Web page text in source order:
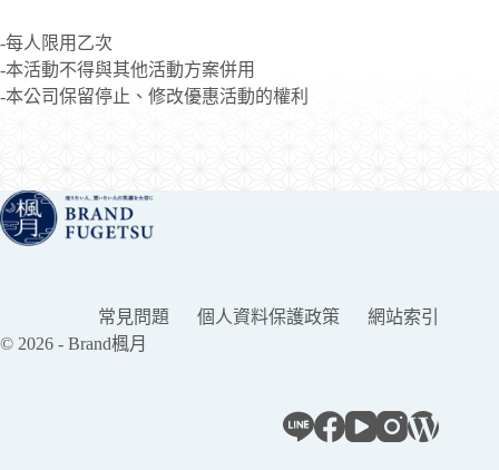
-每人限用乙次
-本活動不得與其他活動方案併用
-本公司保留停止、修改優惠活動的權利
常見問題 個人資料保護政策
網站索引
© 2026 - Brand楓月